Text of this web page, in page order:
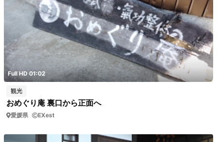
Full HD 01:02
観光
おめぐり庵 裏口から正面へ
愛媛県 EXest